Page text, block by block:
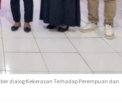
dialog Kekerasan Terhadap Perempuan dan